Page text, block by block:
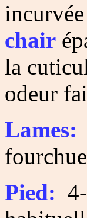
chair
la
odeur
Lames:
Pied: